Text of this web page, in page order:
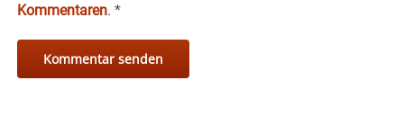
Kommentaren. *